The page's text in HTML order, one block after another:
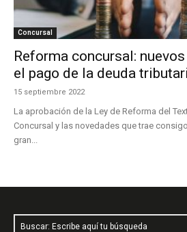
Concursal
Reforma concursal:
el pago de la deuda
15 septiembre 2022
La aprobación de la Ley de Reforma del
Concursal y las novedades que trae
gran...
Buscar: Escribe aquí tu búsqueda